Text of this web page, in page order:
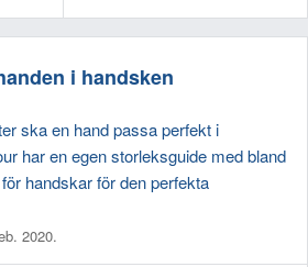
i handsken
ska en hand passa perfekt i
har en egen storleksguide med bland
handskar för den perfekta
2020.